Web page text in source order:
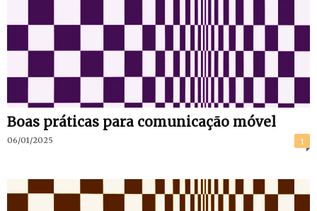
Boas práticas para comunicação móvel
06/01/2025 1